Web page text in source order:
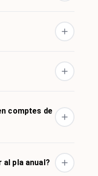
comptes de
al pla anual?